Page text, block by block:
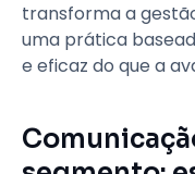
transforma a
uma prática
e eficaz do que a